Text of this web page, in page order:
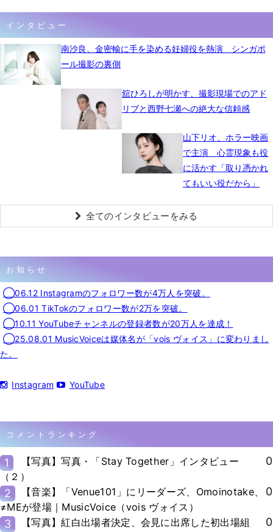
インタビュー
南沙良、金密輸に手を染める妊婦役を熱演 シンガポ
ール撮影の裏側
舘ひろしが明かす、撮影現場でのアド
リブと西野七瀬への絶大な信頼感
山下リオ、ホラー映画
で主演 心霊現象も役
に活かす「取り憑かれ
てもいい役だから」
全てのインタビューをみる
お知らせ
◯06.12 Instagramのフォロワー数が4万人を突破。
◯06.01 TikTokのフォロワー数が2万を突破。
◯10.11 YouTubeチャンネルの登録者数が20万人を達成！
◯25.08.01 MusicVoiceは媒体名が「vois ヴォイス」に変わりまし
た。
Instagram YouTube
コメントランキング
1
【写真】写真・「Stay Together」インタビュー
（２）
0
2
【音楽】「Venue101」にリーダーズ、Omoinotake、
≠MEが登場｜MusicVoice（vois ヴォイス）
0
3
【写真】紅白出場者決定、会見に出席した初出場組
0